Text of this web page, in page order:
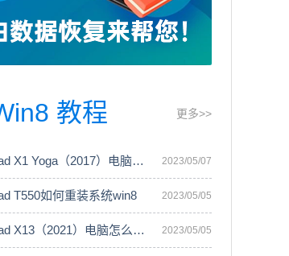
教程 更多>>
联想ThinkPad X1 Yoga（2017）电脑安装 2023/05/07
T550如何重装系统win8 2023/05/05
联想ThinkPad X13（2021）电脑怎么重装 2023/05/05